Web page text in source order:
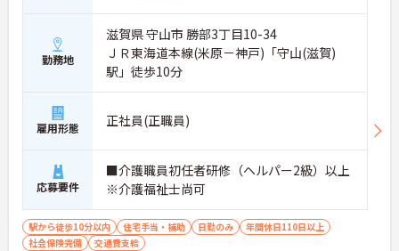
勤務地
滋賀県 守山市 勝部3丁目10-34
ＪＲ東海道本線(米原－神戸)「守山(滋賀)
駅」徒歩10分
雇用形態 正社員(正職員)
応募要件
■介護職員初任者研修（ヘルパー2級）以上
※介護福祉士尚可
駅から徒歩10分以内 住宅手当・補助 日勤のみ
年間休日110日以上
社会保険完備
交通費支給